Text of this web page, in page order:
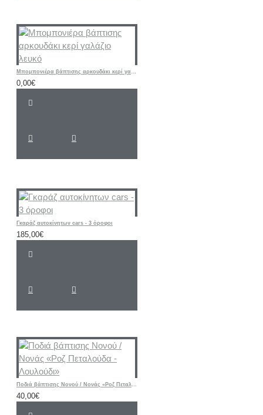
Mπομπονιέρα βάπτισης αρκουδάκι κερί γαλάζιο λευκό
0,00€
Γκαράζ αυτοκίνητων cars - 3 όροφοι
185,00€
Ποδιά βάπτισης Νονού / Νονάς «Ροζ Πεταλούδα - Λουλούδι»
40,00€